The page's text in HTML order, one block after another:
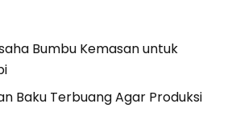
Bumbu Kemasan untuk
Baku Terbuang Agar Produksi